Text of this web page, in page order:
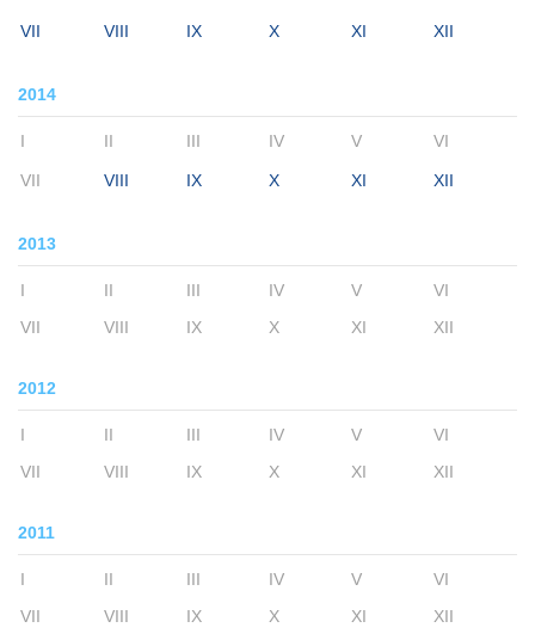
VII VIII IX X XI XII
2014
I II III IV V VI
VII VIII IX X XI XII
2013
I II III IV V
VI
VII
VIII IX X XI XII
2012
I II III IV V
VI
VII
VIII IX X XI XII
2011
I II III IV V
VI
VII
VIII IX X XI XII